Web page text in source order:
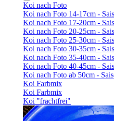
Koi nach Foto
Koi nach Foto 14-17cm -
Koi nach Foto 17-20cm -
Koi nach Foto 20-25cm -
Koi nach Foto 25-30cm -
Koi nach Foto 30-35cm -
Koi nach Foto 35-40cm -
Koi nach Foto 40-45cm -
Koi nach Foto ab 50cm -
Koi Farbmix
Koi Farbmix
Koi "frachtfrei"